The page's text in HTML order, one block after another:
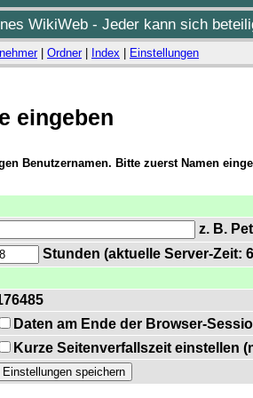
WikiWeb - Jeder kann sich
| Ordner| Index Einstellungen
eingeben
Benutzernamen. Bitte zuerst Namen
z. B.
Stunden (aktuelle Server-Zeit:
Daten am Ende der Browser-
Kurze Seitenverfallszeit einstellen